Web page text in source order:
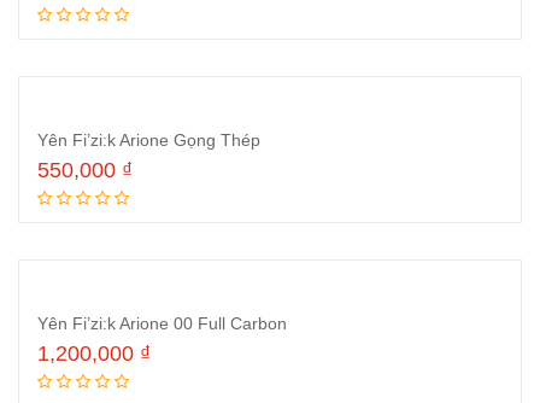
Yên Fi’zi:k Arione Gọng Thép
550,000 ₫
Yên Fi’zi:k Arione 00 Full Carbon
1,200,000 ₫